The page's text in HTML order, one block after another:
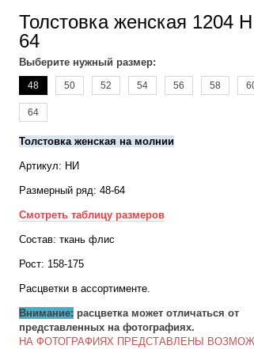
Толстовка женская 1204
64
Выберите нужный размер:
48 50 52 54 56 58
64
Толстовка женская на молнии
Артикул: НИ
Размерный ряд: 48-64
Смотреть таблицу размеров
Состав: ткань флис
Рост: 158-175
Расцветки в ассортименте.
Внимание: расцветка может отличаться от
представленных на фотографиях.
НА ФОТОГРАФИЯХ ПРЕДСТАВЛЕНЫ